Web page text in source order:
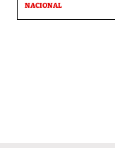
NACIONAL